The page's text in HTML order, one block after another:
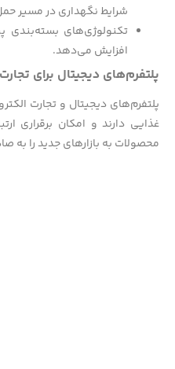
شرایط نگهداری در مسیر حمل
تکنولوژی‌های بسته‌بندی
افزایش می‌دهد.
پلتفرم‌های دیجیتال برای تجارت
پلتفرم‌های دیجیتال و تجارت
غذایی دارند و امکان برقراری
محصولات به بازارهای جدید را به